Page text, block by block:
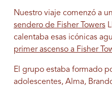
Nuestro viaje comenzó a
sendero de Fisher Towers
calentaba esas icónicas
primer ascenso a Fisher
El grupo estaba formado
adolescentes, Alma,